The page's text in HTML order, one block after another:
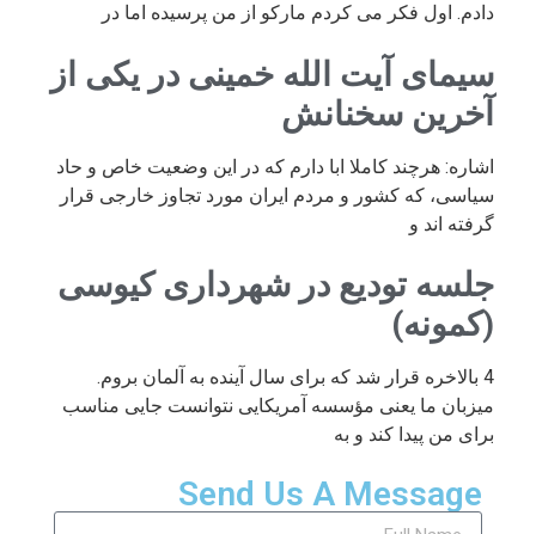
دادم. اول فکر می کردم مارکو از من پرسیده اما در
سیمای آیت الله خمینی در یکی از
آخرین سخنانش
اشاره: هرچند کاملا ابا دارم که در این وضعیت خاص و حاد
سیاسی، که کشور و مردم ایران مورد تجاوز خارجی قرار
گرفته اند و
جلسه تودیع در شهرداری کیوسی
(کمونه)
4 بالاخره قرار شد که برای سال آینده به آلمان بروم.
میزبان ما یعنی مؤسسه آمریکایی نتوانست جایی مناسب
برای من پیدا کند و به
Send Us A Message